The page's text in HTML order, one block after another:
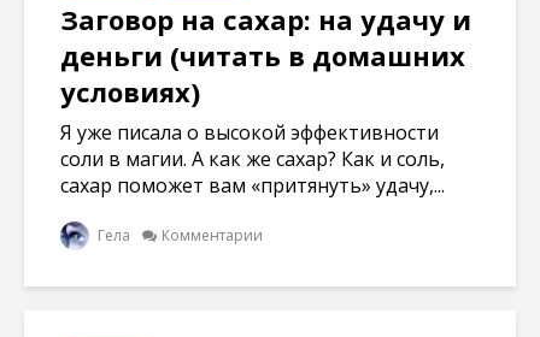
Заговор на сахар: на удачу и
деньги (читать в домашних
условиях)
Я уже писала о высокой эффективности
соли в магии. А как же сахар? Как и соль,
сахар поможет вам «притянуть» удачу,...
Гела Комментарии